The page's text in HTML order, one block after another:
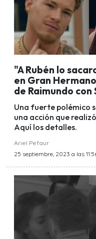
"A Rubén lo
en Gran
de Raimundo
Una fuerte polémico
una acción que
Aquí los detalles.
Ariel Pefaur
25 septiembre, 2023 a las